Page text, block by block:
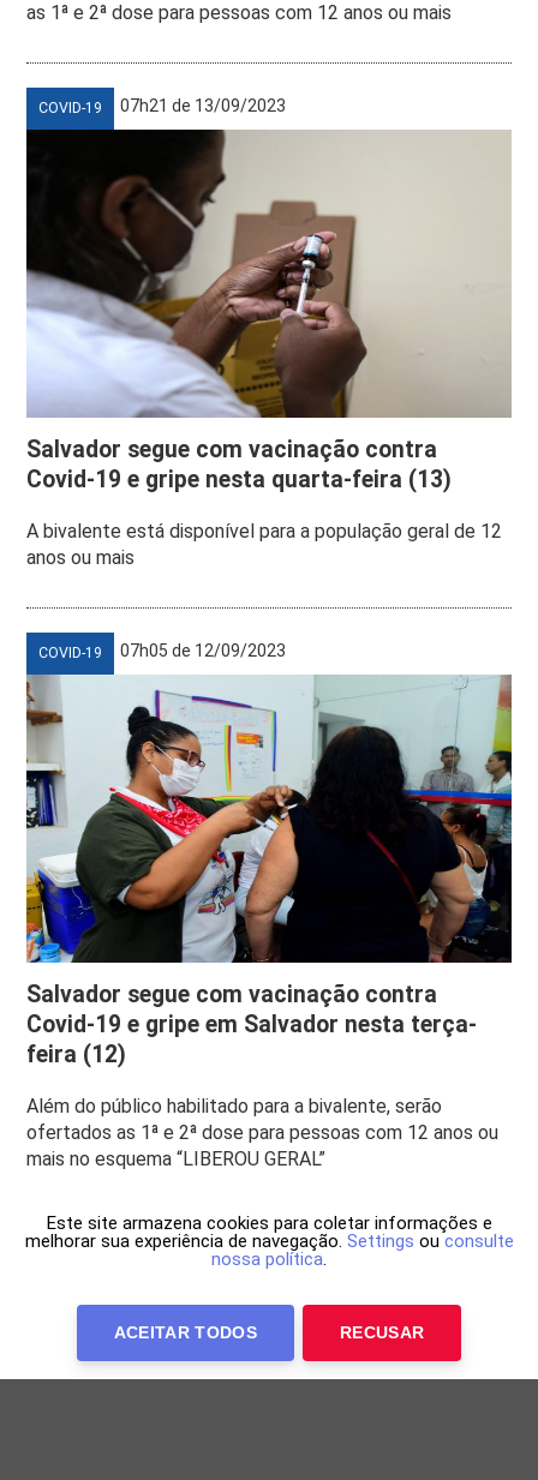
as 1ª e 2ª dose para pessoas com 12 anos ou mais
COVID-19 07h21 de 13/09/2023
Salvador segue com vacinação contra
Covid-19 e gripe nesta quarta-feira (13)
A bivalente está disponível para a população geral de 12
anos ou mais
COVID-19 07h05 de 12/09/2023
Salvador segue com vacinação contra
Covid-19 e gripe em Salvador nesta terça-
feira (12)
Além do público habilitado para a bivalente, serão
ofertados as 1ª e 2ª dose para pessoas com 12 anos ou
mais no esquema “LIBEROU GERAL”
Este site armazena cookies para coletar informações e
melhorar sua experiência de navegação. Settings ou consulte
nossa política.
ACEITAR TODOS RECUSAR